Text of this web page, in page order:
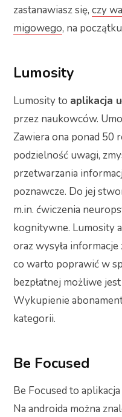
zastanawiasz się, czy
migowego, na
Lumosity
Lumosity to aplikacja
przez naukowców.
Zawiera ona ponad 50
podzielność uwagi,
przetwarzania
poznawcze. Do jej
m.in. ćwiczenia
kognitywne. Lumosity
oraz wysyła
co warto poprawić w
bezpłatnej możliwe
Wykupienie
kategorii.
Be Focused
Be Focused to
Na androida można